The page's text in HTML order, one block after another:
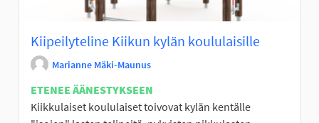
Kiipeilyteline Kiikun kylän koululaisille
Marianne Mäki-Maunus
ETENEE ÄÄNESTYKSEEN
Kiikkulaiset koululaiset toivovat kylän kentälle